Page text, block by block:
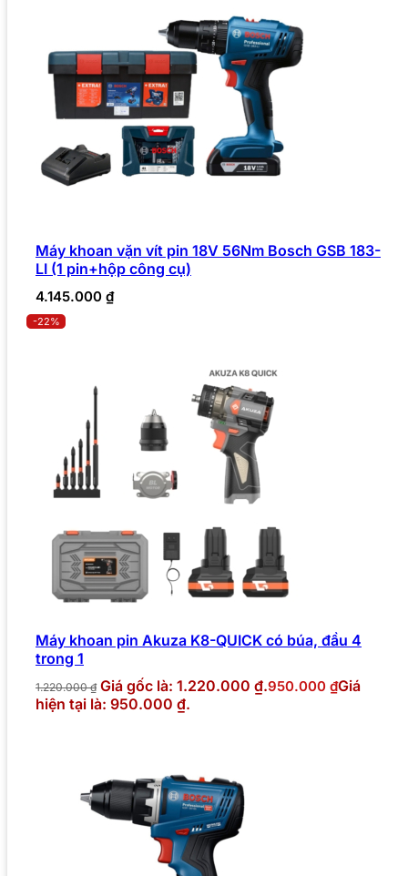
Máy khoan vặn vít pin 18V 56Nm Bosch GSB 183-
LI (1 pin+hộp công cụ)
4.145.000 ₫
-22%
Máy khoan pin Akuza K8-QUICK có búa, đầu 4
trong 1
1.220.000₫ Giá gốc là: 1.220.000 ₫.950.000 ₫Giá
hiện tại là: 950.000 ₫.